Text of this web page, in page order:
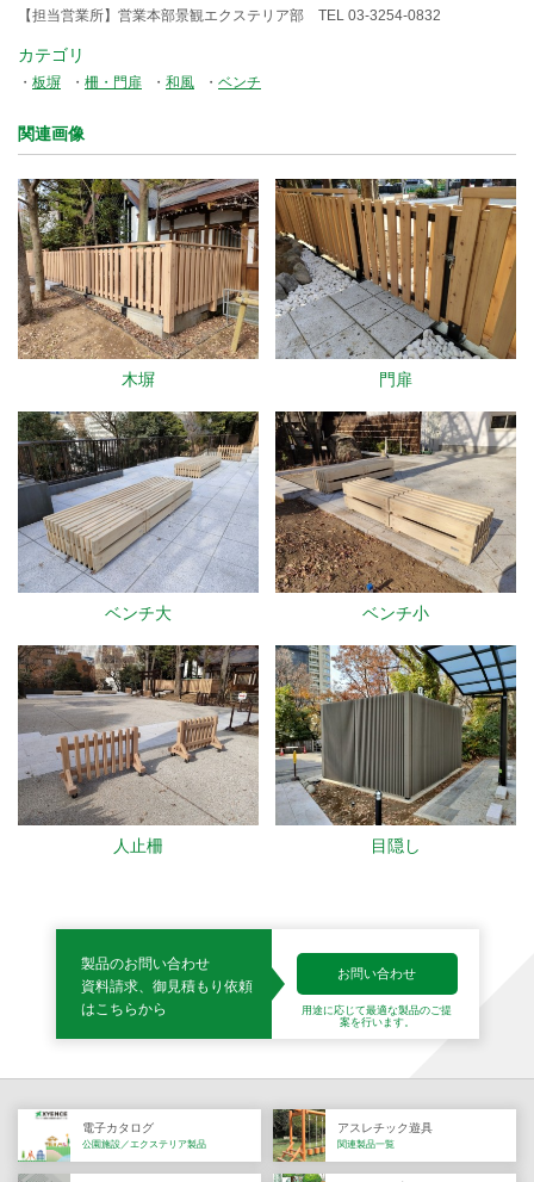
【担当営業所】営業本部景観エクステリア部 TEL 03-3254-0832
カテゴリ
板塀 柵・門扉 和風 ベンチ
関連画像
木塀 門扉
ベンチ大 ベンチ小
人止柵 目隠し
製品のお問い合わせ
資料請求、御見積もり依頼
はこちらから
お問い合わせ
用途に応じて最適な製品のご提
案を行います。
電子カタログ
公園施設／エクステリア製品
アスレチック遊具
関連製品一覧